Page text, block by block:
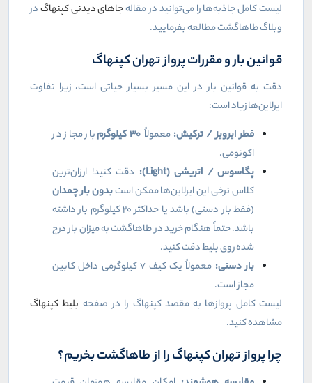
لیست کامل جاذبه‌ها را می‌توانید در مقالهجاهای دیدنی کپنهاگدر
وبلاگ طاهاگشت مطالعه بفرمایید.
قوانین بار و مقررات پرواز تهران کپنهاگ
دقت به قوانین بار در این مسیر بسیار حیاتی است، زیرا تفاوت
ایرلاین‌ها زیاد است:
قطر ایرویز / ترکیش: معمولاً ۳۰کیلوگرمبار مجاز در
اکونومی.
پگاسوس / اتریشی (Light
): دقت کنید! ارزان‌ترین
کلاس نرخی این ایرلاین‌ها ممکن استبدون بار چمدان
(فقط بار دستی) باشد یا حداکثر ۲۰ کیلوگرم بار داشته
باشد. حتماً هنگام خرید در طاهاگشت به میزان بار درج
شده روی بلیط دقت کنید.
بار دستی:
معمولاً یک کیف ۷ کیلوگرمی داخل کابین
مجاز است.
لیست کامل پروازها به مقصد کپنهاگ را در صفحه بلیط کپنهاگ
مشاهده کنید.
چرا پرواز تهران کپنهاگ را از طاهاگشت بخریم؟